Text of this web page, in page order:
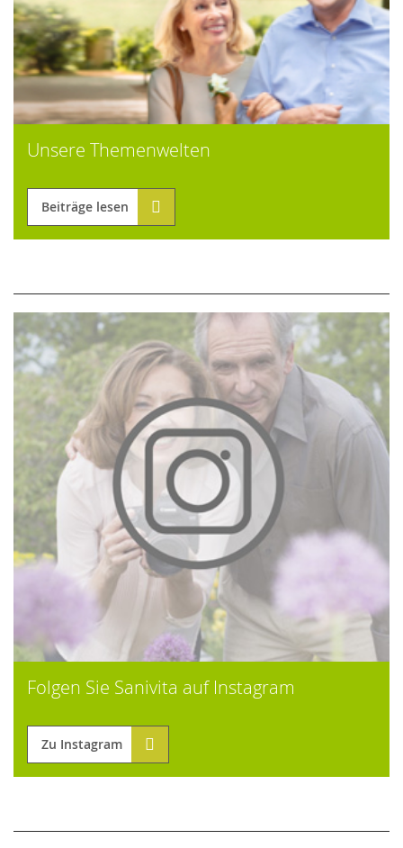
Unsere Themenwelten
Beiträge lesen
Folgen Sie Sanivita auf Instagram
Zu Instagram